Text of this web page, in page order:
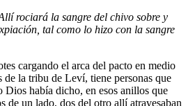
rociará la sangre del chivo sobre y
tal como lo hizo con la sangre
cargando el arca del pacto en medio
de la tribu de Leví, tiene personas que
había dicho, en esos anillos que
de un lado, dos del otro allí atravesaban